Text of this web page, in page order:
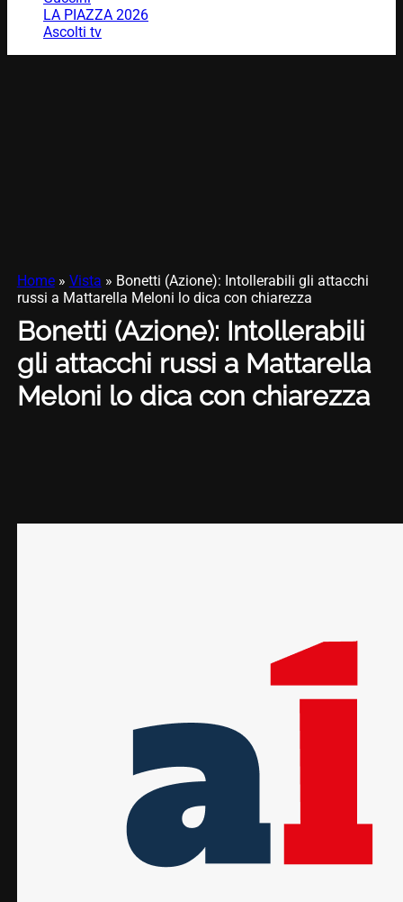
LA PIAZZA 2026
Ascolti tv
Home» Vista » Bonetti (Azione): Intollerabili gli attacchi
russi a Mattarella Meloni lo dica con chiarezza
Bonetti (Azione): Intollerabili
gli attacchi russi a Mattarella
Meloni lo dica con chiarezza